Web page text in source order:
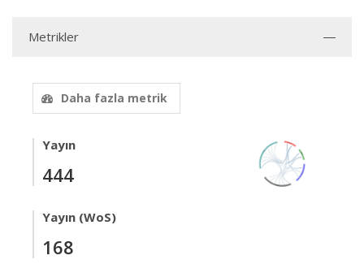
Metrikler
Daha fazla metrik
Yayın
444
Yayın (WoS)
168